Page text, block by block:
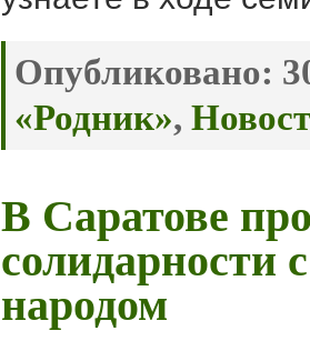
Опубликовано:
«Родник»,
В Саратове
солидарности
народом